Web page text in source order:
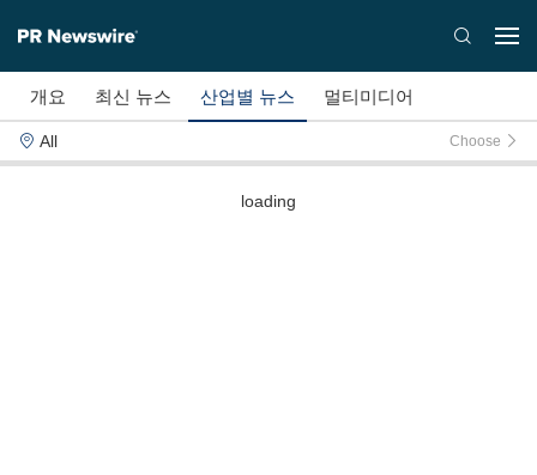
개요 최신 뉴스 산업별 뉴스 멀티미디어
All Choose
loading